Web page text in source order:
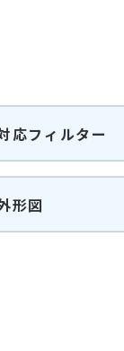
応フィルター
形図